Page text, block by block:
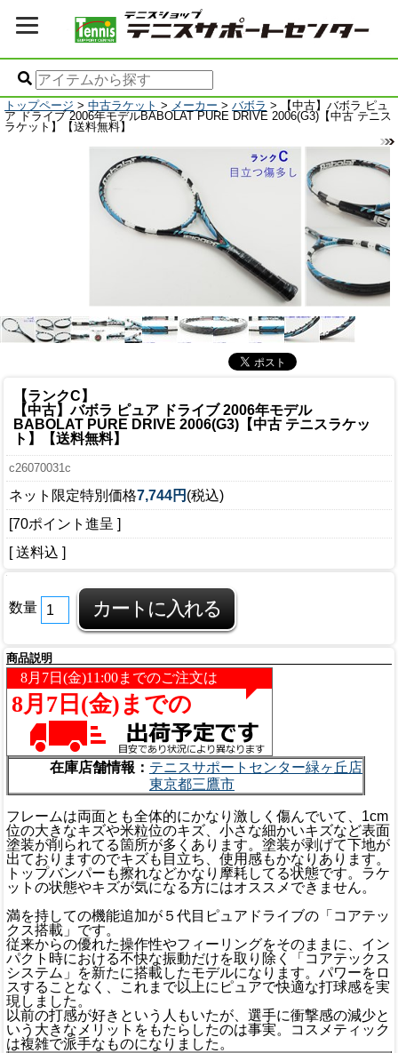
トップページ > 中古ラケット > メーカー > バボラ > 【中古】バボラ ピュ
ア ドライブ 2006年モデルBABOLAT PURE DRIVE 2006(G3)【中古 テニス
ラケット】【送料無料】
【ランクC】
【中古】バボラ ピュア ドライブ 2006年モデル
BABOLAT PURE DRIVE 2006(G3)【中古 テニスラケッ
ト】【送料無料】
c26070031c
ネット限定特別価格7,744円 (税込)
[70ポイント進呈 ]
[ 送料込 ]
数量
商品説明
在庫店舗情報： テニスサポートセンター緑ヶ丘店
東京都三鷹市
フレームは両面とも全体的にかなり激しく傷んでいて、1cm
位の大きなキズや米粒位のキズ、小さな細かいキズなど表面
塗装が削られてる箇所が多くあります。塗装が剥げて下地が
出ておりますのでキズも目立ち、使用感もかなりあります。
トップバンパーも擦れなどかなり摩耗してる状態です。ラケ
ットの状態やキズが気になる方にはオススメできません。
満を持しての機能追加が５代目ピュアドライブの「コアテッ
クス搭載」です。
従来からの優れた操作性やフィーリングをそのままに、イン
パクト時における不快な振動だけを取り除く「コアテックス
システム」を新たに搭載したモデルになります。パワーをロ
スすることなく、これまで以上にピュアで快適な打球感を実
現しました。
以前の打感が好きという人もいたが、選手に衝撃感の減少と
いう大きなメリットをもたらしたのは事実。コスメティック
は複雑で派手なものになりました。